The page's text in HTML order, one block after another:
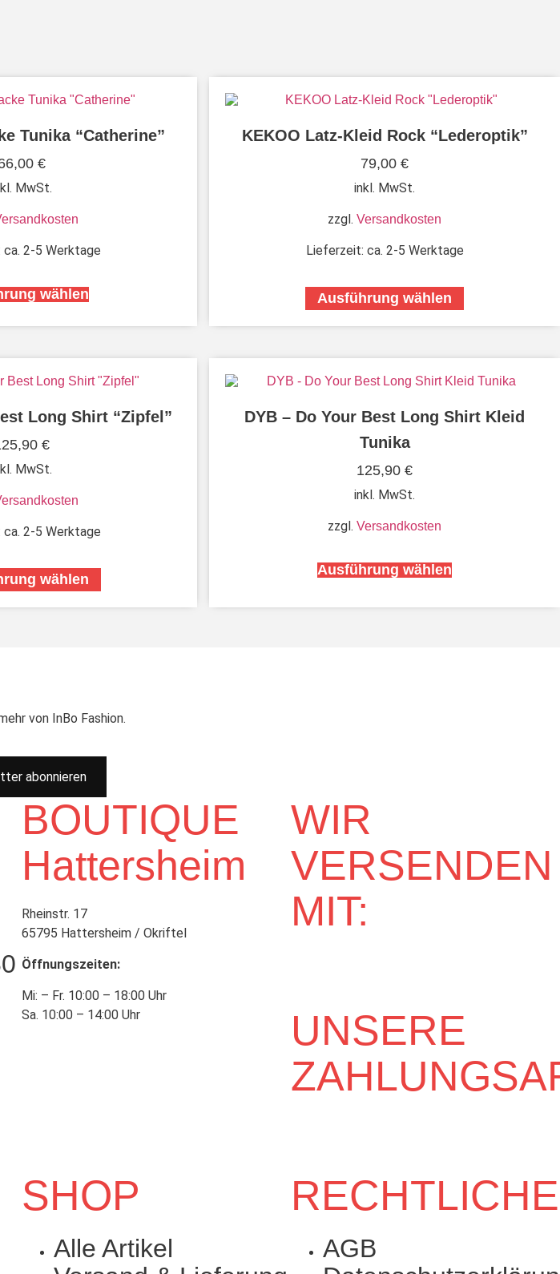
Tunika “Catherine”
€
MwSt.
ca. 2-5 Werktage
wählen
KEKOO Latz-Kleid Rock “Lederoptik”
79,00 €
inkl. MwSt.
zzgl. Versandkosten
Lieferzeit: ca. 2-5 Werktage
Ausführung wählen
Long Shirt “Zipfel”
€
MwSt.
ca. 2-5 Werktage
wählen
DYB – Do Your Best Long Shirt Kleid
Tunika
125,90 €
inkl. MwSt.
zzgl. Versandkosten
Ausführung wählen
von InBo Fashion.
abonnieren
BOUTIQUE
Hattersheim
Rheinstr. 17
65795 Hattersheim / Okriftel
Öffnungszeiten:
Mi: – Fr. 10:00 – 18:00 Uhr
Sa. 10:00 – 14:00 Uhr
WIR
VERSENDEN
MIT:
UNSERE
SHOP
Alle Artikel
AGB